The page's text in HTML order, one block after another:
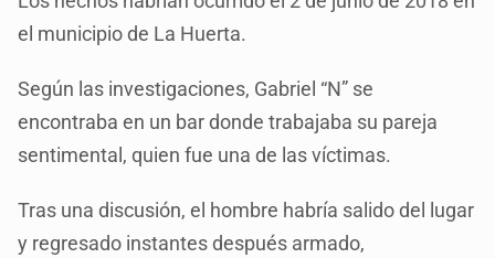
el municipio de La Huerta.
Según las investigaciones, Gabriel “N” se
encontraba en un bar donde trabajaba su pareja
sentimental, quien fue una de las víctimas.
Tras una discusión, el hombre habría salido del lugar
y regresado instantes después armado,